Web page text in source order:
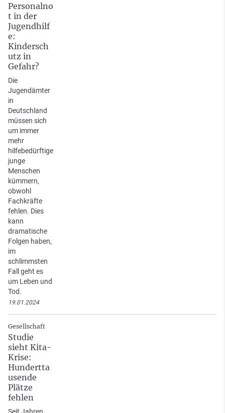
Personalno
t in der
Jugendhilf
e:
Kindersch
utz in
Gefahr?
Die
Jugendämter
in
Deutschland
müssen sich
um immer
mehr
hilfebedürftige
junge
Menschen
kümmern,
obwohl
Fachkräfte
fehlen. Dies
kann
dramatische
Folgen haben,
im
schlimmsten
Fall geht es
um Leben und
Tod.
19.01.2024
Gesellschaft
Studie
sieht Kita-
Krise:
Hundertta
usende
Plätze
fehlen
Seit Jahren